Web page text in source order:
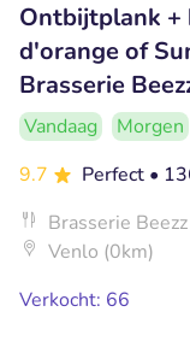
Ontbijtplank +
d'orange of
Brasserie
Vandaag Morgen
9.7
Perfect •
Brasserie Beezz
Venlo (0km)
Verkocht: 66